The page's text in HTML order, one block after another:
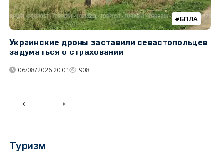
БПЛА
Украинские дроны заставили севастопольцев
задуматься о страховании
06/08/2026 20:01 908
Туризм